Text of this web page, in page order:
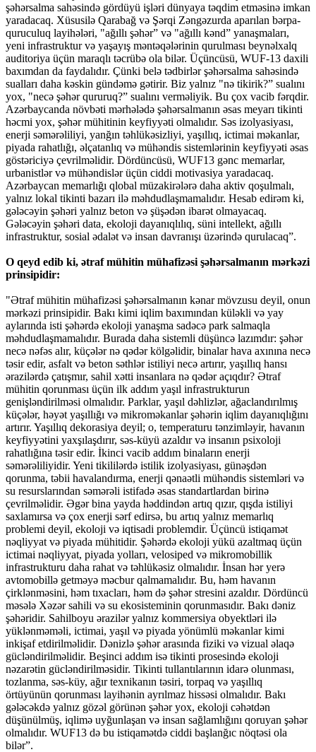
şəhərsalma sahəsində gördüyü işləri dünyaya təqdim etməsinə imkan
yaradacaq. Xüsusilə Qarabağ və Şərqi Zəngəzurda aparılan bərpa-
quruculuq layihələri, "ağıllı şəhər” və "ağıllı kənd” yanaşmaları,
yeni infrastruktur və yaşayış məntəqələrinin qurulması beynəlxalq
auditoriya üçün maraqlı təcrübə ola bilər. Üçüncüsü, WUF-13 daxili
baxımdan da faydalıdır. Çünki belə tədbirlər şəhərsalma sahəsində
sualları daha kəskin gündəmə gətirir. Biz yalnız "nə tikirik?” sualını
yox, "necə şəhər qururuq?” sualını verməliyik. Bu çox vacib fərqdir.
Azərbaycanda növbəti mərhələdə şəhərsalmanın əsas meyarı tikinti
həcmi yox, şəhər mühitinin keyfiyyəti olmalıdır. Səs izolyasiyası,
enerji səmərəliliyi, yanğın təhlükəsizliyi, yaşıllıq, ictimai məkanlar,
piyada rahatlığı, əlçatanlıq və mühəndis sistemlərinin keyfiyyəti əsas
göstəriciyə çevrilməlidir. Dördüncüsü, WUF13 gənc memarlar,
urbanistlər və mühəndislər üçün ciddi motivasiya yaradacaq.
Azərbaycan memarlığı qlobal müzakirələrə daha aktiv qoşulmalı,
yalnız lokal tikinti bazarı ilə məhdudlaşmamalıdır. Hesab edirəm ki,
gələcəyin şəhəri yalnız beton və şüşədən ibarət olmayacaq.
Gələcəyin şəhəri data, ekoloji dayanıqlılıq, süni intellekt, ağıllı
infrastruktur, sosial ədalət və insan davranışı üzərində qurulacaq”.
O qeyd edib ki, ətraf mühitin mühafizəsi şəhərsalmanın mərkəzi
prinsipidir:
"Ətraf mühitin mühafizəsi şəhərsalmanın kənar mövzusu deyil, onun
mərkəzi prinsipidir. Bakı kimi iqlim baxımından küləkli və yay
aylarında isti şəhərdə ekoloji yanaşma sadəcə park salmaqla
məhdudlaşmamalıdır. Burada daha sistemli düşüncə lazımdır: şəhər
necə nəfəs alır, küçələr nə qədər kölgəlidir, binalar hava axınına necə
təsir edir, asfalt və beton səthlər istiliyi necə artırır, yaşıllıq hansı
ərazilərdə çatışmır, sahil xətti insanlara nə qədər açıqdır? Ətraf
mühitin qorunması üçün ilk addım yaşıl infrastrukturun
genişləndirilməsi olmalıdır. Parklar, yaşıl dəhlizlər, ağaclandırılmış
küçələr, həyət yaşıllığı və mikroməkanlar şəhərin iqlim dayanıqlığını
artırır. Yaşıllıq dekorasiya deyil; o, temperaturu tənzimləyir, havanın
keyfiyyətini yaxşılaşdırır, səs-küyü azaldır və insanın psixoloji
rahatlığına təsir edir. İkinci vacib addım binaların enerji
səmərəliliyidir. Yeni tikililərdə istilik izolyasiyası, günəşdən
qorunma, təbii havalandırma, enerji qənaətli mühəndis sistemləri və
su resurslarından səmərəli istifadə əsas standartlardan birinə
çevrilməlidir. Əgər bina yayda həddindən artıq qızır, qışda istiliyi
saxlamırsa və çox enerji sərf edirsə, bu artıq yalnız memarlıq
problemi deyil, ekoloji və iqtisadi problemdir. Üçüncü istiqamət
nəqliyyat və piyada mühitidir. Şəhərdə ekoloji yükü azaltmaq üçün
ictimai nəqliyyat, piyada yolları, velosiped və mikromobillik
infrastrukturu daha rahat və təhlükəsiz olmalıdır. İnsan hər yerə
avtomobillə getməyə məcbur qalmamalıdır. Bu, həm havanın
çirklənməsini, həm tıxacları, həm də şəhər stresini azaldır. Dördüncü
məsələ Xəzər sahili və su ekosisteminin qorunmasıdır. Bakı dəniz
şəhəridir. Sahilboyu ərazilər yalnız kommersiya obyektləri ilə
yüklənməməli, ictimai, yaşıl və piyada yönümlü məkanlar kimi
inkişaf etdirilməlidir. Dənizlə şəhər arasında fiziki və vizual əlaqə
gücləndirilməlidir. Beşinci addım isə tikinti prosesində ekoloji
nəzarətin gücləndirilməsidir. Tikinti tullantılarının idarə olunması,
tozlanma, səs-küy, ağır texnikanın təsiri, torpaq və yaşıllıq
örtüyünün qorunması layihənin ayrılmaz hissəsi olmalıdır. Bakı
gələcəkdə yalnız gözəl görünən şəhər yox, ekoloji cəhətdən
düşünülmüş, iqlimə uyğunlaşan və insan sağlamlığını qoruyan şəhər
olmalıdır. WUF13 də bu istiqamətdə ciddi başlanğıc nöqtəsi ola
bilər”.